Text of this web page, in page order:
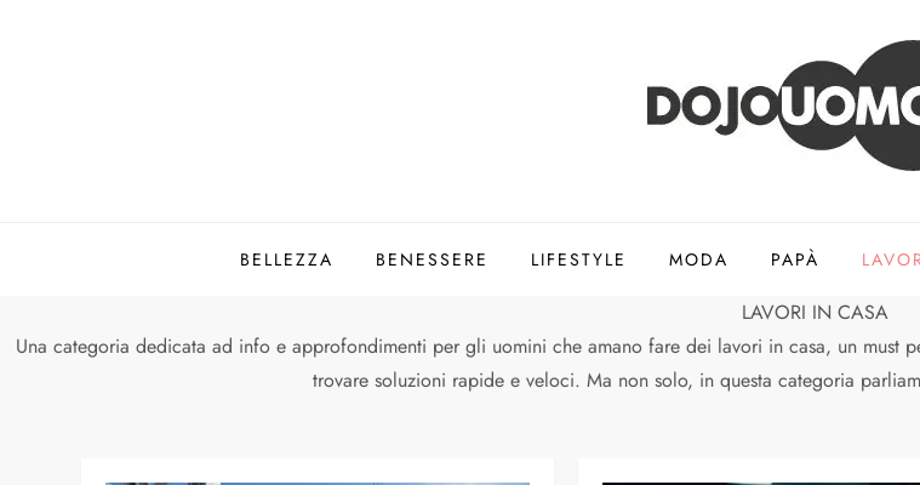
BELLEZZA BENESSERE LIFESTYLE MODA PAPÀ
LAVORI IN CASA
Una categoria dedicata ad info e approfondimenti per gli uomini che amano fare dei lavori in casa, un
trovare soluzioni rapide e veloci. Ma non solo, in questa categoria